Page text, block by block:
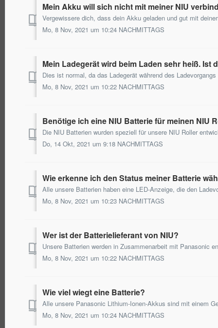
Mein Akku will sich nicht mit meiner NIU
Mo, 8 Nov, 2021 um 10:24 NACHMITTAGS
Mein Ladegerät wird beim Laden sehr heiß. Ist
Mo, 8 Nov, 2021 um 10:22 NACHMITTAGS
Benötige ich eine NIU Batterie für meinen NIU
Do, 14 Okt, 2021 um 9:18 NACHMITTAGS
Wie erkenne ich den Status meiner Batterie
Mo, 8 Nov, 2021 um 10:23 NACHMITTAGS
Wer ist der Batterielieferant von NIU?
Unsere Batterien werden in Zusammenarbeit mit Panasonic
Mo, 8 Nov, 2021 um 10:22 NACHMITTAGS
Wie viel wiegt eine Batterie?
Mo, 8 Nov, 2021 um 10:24 NACHMITTAGS